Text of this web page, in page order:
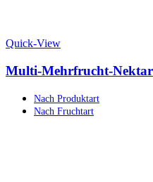
Quick-View
Multi-Mehrfrucht-Nektar
Nach Produktart
Nach Fruchtart